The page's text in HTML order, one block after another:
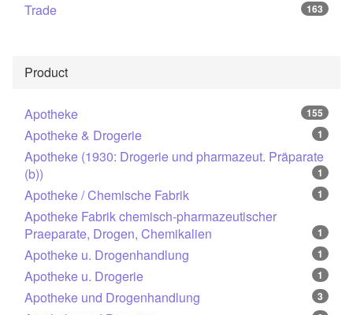
Trade 163
Product
Apotheke 155
Apotheke & Drogerie 1
Apotheke (1930: Drogerie und pharmazeut. Präparate
(b))
1
Apotheke / Chemische Fabrik 1
Apotheke Fabrik chemisch-pharmazeutischer
Praeparate, Drogen, Chemikalien
1
Apotheke u. Drogenhandlung 1
Apotheke u. Drogerie 1
Apotheke und Drogenhandlung 3